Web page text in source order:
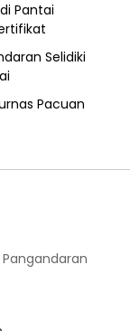
Pantai
Selidiki
Pacuan